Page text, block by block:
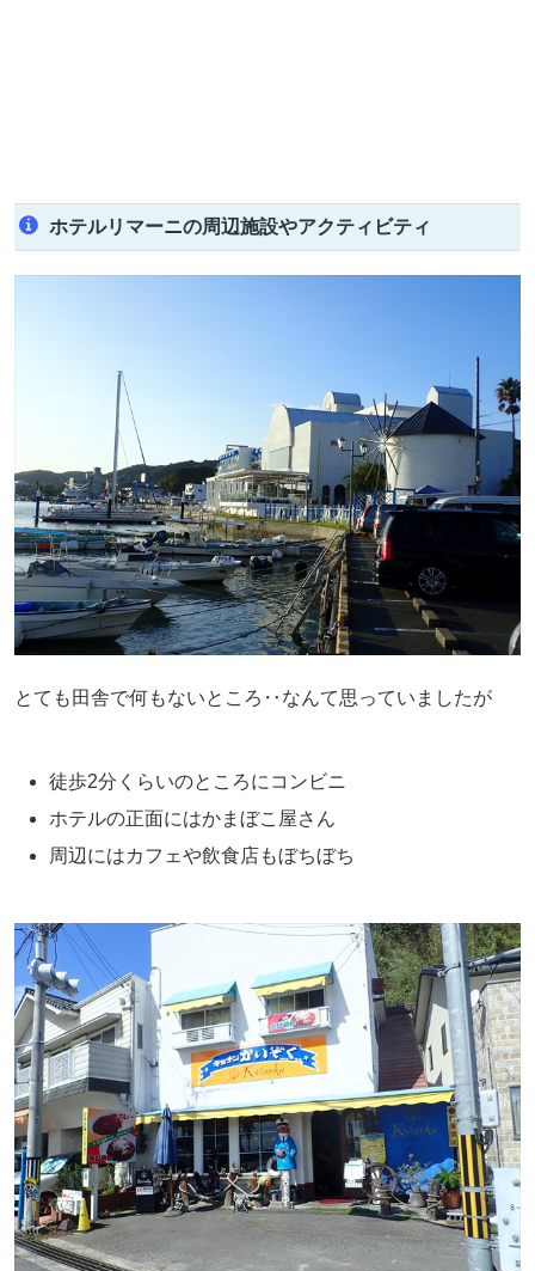
ホテルリマーニの周辺施設やアクティビティ
とても田舎で何もないところ‥なんて思っていましたが
徒歩2分くらいのところにコンビニ
ホテルの正面にはかまぼこ屋さん
周辺にはカフェや飲食店もぼちぼち